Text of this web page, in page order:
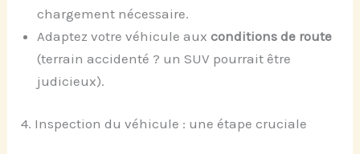
chargement nécessaire.
Adaptez votre véhicule auxconditions de route
(terrain accidenté ? un SUV pourrait être
judicieux).
4. Inspection du véhicule : une étape cruciale